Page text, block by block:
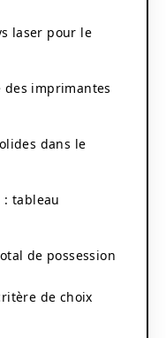
laser pour le
des imprimantes
dans le
: tableau
de possession
de choix